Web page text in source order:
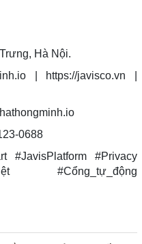
Hà Nội.
| https://javisco.vn |
0688
#JavisPlatform #Privacy
#Cổng_tự_động